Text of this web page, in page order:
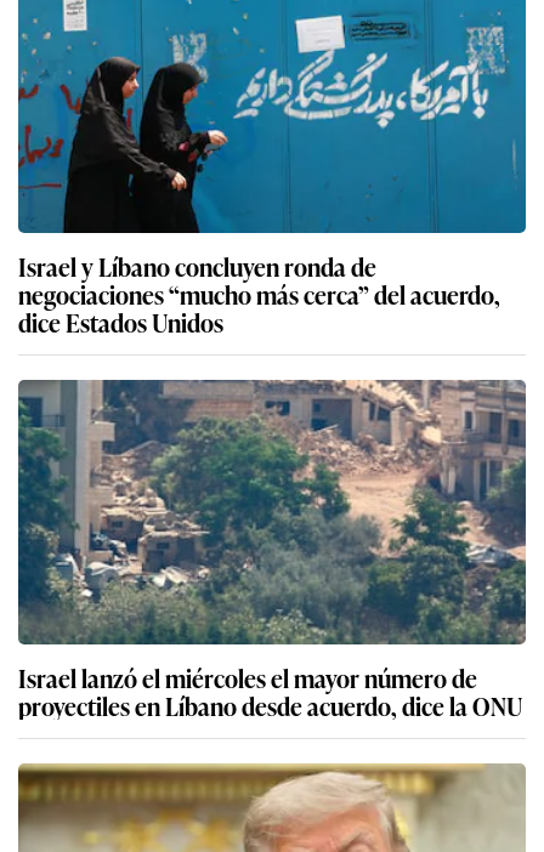
Israel y Líbano concluyen ronda de
negociaciones “mucho más cerca” del acuerdo,
dice Estados Unidos
Israel lanzó el miércoles el mayor número de
proyectiles en Líbano desde acuerdo, dice la ONU